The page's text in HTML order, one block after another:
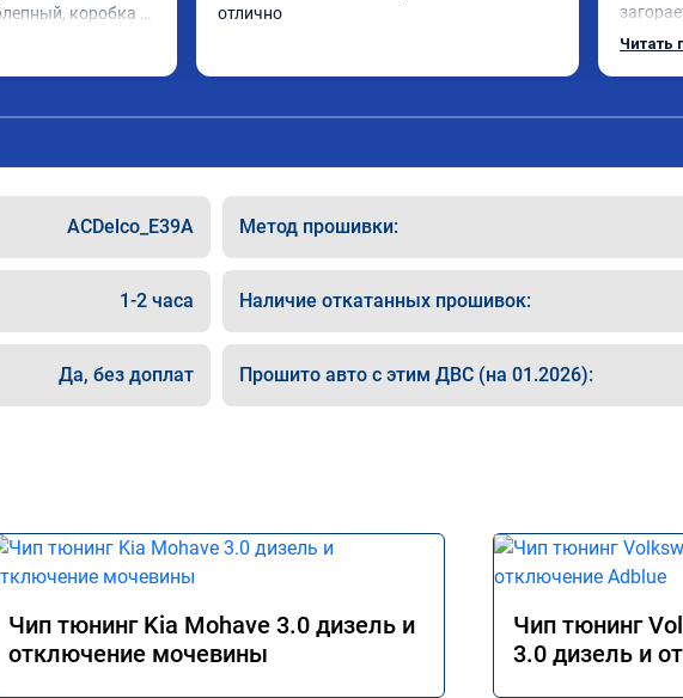
коробка
На трассе
)))
отлично
Читать
ACDelco_E39A Метод прошивки:
1-2 часа Наличие откатанных прошивок:
Да, без доплат Прошито авто с этим ДВС (на 01.2026):
Чип тюнинг Kia Mohave 3.0 дизель и
отключение мочевины
Чип тюнинг
3.0 дизель и